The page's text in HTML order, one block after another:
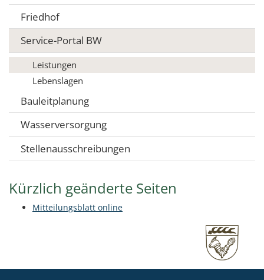
Friedhof
Service-Portal BW
Leistungen
Lebenslagen
Bauleitplanung
Wasserversorgung
Stellenausschreibungen
Kürzlich geänderte Seiten
Mitteilungsblatt online